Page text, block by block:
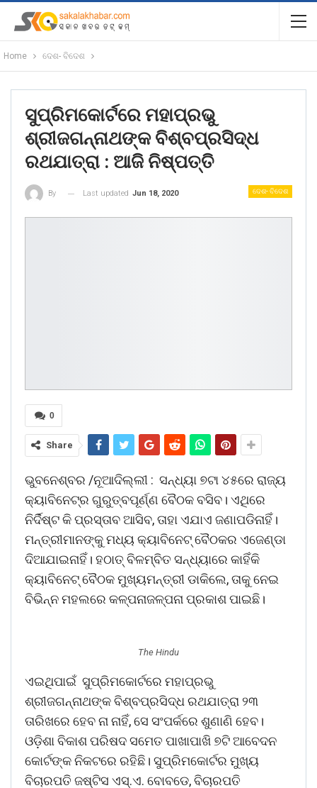
Home ଦେଶ- ବିଦେଶ
ସୁପ୍ରିମକୋର୍ଟରେ ମହାପ୍ରଭୁ
ଶ୍ରୀଜଗନ୍ନାଥଙ୍କ ବିଶ୍ବପ୍ରସିଦ୍ଧ
ରଥଯାତ୍ରା : ଆଜି ନିଷ୍ପତ୍ତି
ଦେଶ- ବିଦେଶ
By Last updated Jun 18, 2020
0
Share
ଭୁବନେଶ୍ବର /ନୂଆଦିଲ୍ଲୀ : ସନ୍ଧ୍ୟା ୭ଟା ୪୫ରେ ରାଜ୍ୟ
କ୍ୟାବିନେଟ୍‌ର ଗୁରୁତ୍ବପୂର୍ଣ୍ଣ ବୈଠକ ବସିବ। ଏଥିରେ
ନିର୍ଦିଷ୍ଟ କି ପ୍ରସ୍ତାବ ଆସିବ, ତାହା ଏଯାଏ ଜଣାପଡିନାହିଁ।
ମନ୍ତ୍ରୀମାନଙ୍କୁ ମଧ୍ୟ କ୍ୟାବିନେଟ୍ ବୈଠକର ଏଜେଣ୍ଡା
ଦିଆଯାଇନାହିଁ। ହଠାତ୍ ବିଳମ୍ବିତ ସନ୍ଧ୍ୟାରେ କାହିଁକି
କ୍ୟାବିନେଟ୍ ବୈଠକ ମୁଖ୍ୟମନ୍ତ୍ରୀ ଡାକିଲେ, ତାକୁ ନେଇ
ବିଭିନ୍ନ ମହଲରେ କଳ୍ପନାଜଳ୍ପନା ପ୍ରକାଶ ପାଇଛି।
The Hindu
ଏଇଥିପାଇଁ ସୁପ୍ରିମକୋର୍ଟରେ ମହାପ୍ରଭୁ
ଶ୍ରୀଜଗନ୍ନାଥଙ୍କ ବିଶ୍ବପ୍ରସିଦ୍ଧ ରଥଯାତ୍ରା ୨୩
ତାରିଖରେ ହେବ ନା ନାହିଁ, ସେ ସଂପର୍କରେ ଶୁଣାଣି ହେବ।
ଓଡ଼ିଶା ବିକାଶ ପରିଷଦ ସମେତ ପାଖାପାଖି ୭ଟି ଆବେଦନ
କୋର୍ଟଙ୍କ ନିକଟରେ ରହିଛି। ସୁପ୍ରିମକୋର୍ଟର ମୁଖ୍ୟ
ବିଚାରପତି ଜଷ୍ଟିସ ଏସ୍‌.ଏ. ବୋବଡେ, ବିଚାରପତି